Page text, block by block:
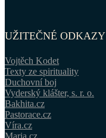
UŽITEČNÉ ODKAZY
Vojtěch Kodet
Texty ze spirituality
Duchovní boj
Vyderský klášter, s. r. o.
Bakhita.cz
Pastorace.cz
Víra.cz
Maria.cz